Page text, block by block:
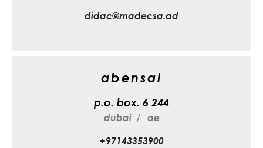
didac@madecsa.ad
abensal
p.o. box. 6 244
dubai
ae
+97143353900